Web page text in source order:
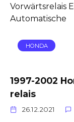
Vorwärtsrelais
Automatische
HONDA
1997-2002
relais
26.12.2021